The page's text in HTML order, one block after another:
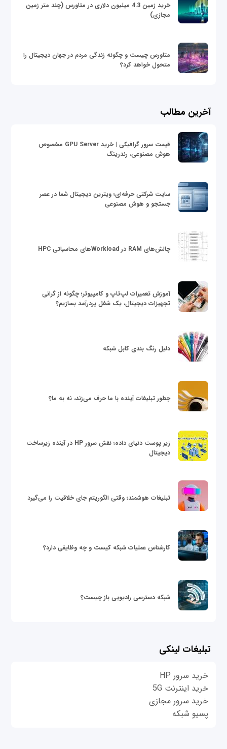
خرید زمین 4.3 میلیون دلاری در متاورس (چند متر زمین
مجازی)
متاورس چیست و چگونه زندگی مردم در جهان دیجیتال را
متحول خواهد کرد؟
آخرین مطالب
قیمت سرور گرافیکی | خرید GPU Server مخصوص
هوش مصنوعی، رندرینگ
سایت شرکتی حرفه‌ای؛ ویترین دیجیتال شما در عصر
جستجو و هوش مصنوعی
چالش‌های RAM در Workloadهای محاسباتی HPC
آموزش تعمیرات لپ‌تاپ و کامپیوتر؛ چگونه از گرانی
تجهیزات دیجیتال، یک شغل پردرآمد بسازیم؟
دلیل رنگ بندی کابل شبکه
چطور تبلیغات آینده با ما حرف می‌زند، نه به ما؟
زیر پوست دنیای داده؛ نقش سرور HP در آینده زیرساخت
دیجیتال
تبلیغات هوشمند؛ وقتی الگوریتم جای خلاقیت را می‌گیرد
کارشناس عملیات شبکه کیست و چه وظایفی دارد؟
شبکه دسترسی رادیویی باز چیست؟
تبلیغات لینکی
خرید سرور HP
خرید اینترنت 5G
خرید سرور مجازی
پسیو شبکه